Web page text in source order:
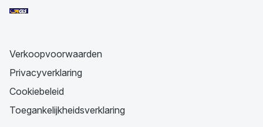
Verkoopvoorwaarden
Privacyverklaring
Cookiebeleid
Toegankelijkheidsverklaring